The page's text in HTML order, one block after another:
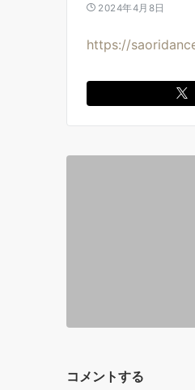
2024年4月8日
https://
コメントする